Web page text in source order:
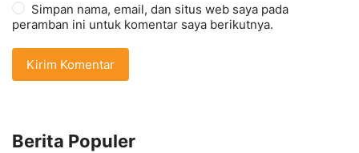
Simpan nama, email, dan situs web saya pada
peramban ini untuk komentar saya berikutnya.
Berita Populer